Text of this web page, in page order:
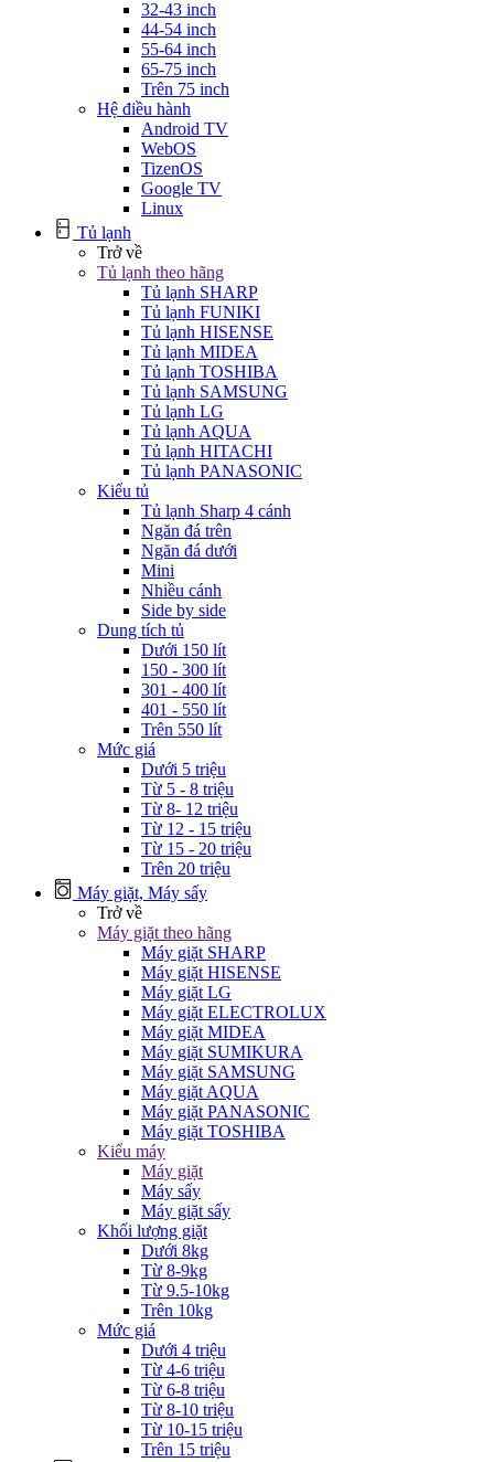
32-43 inch
44-54 inch
55-64 inch
65-75 inch
Trên 75 inch
Hệ điều hành
Android TV
WebOS
TizenOS
Google TV
Linux
Tủ lạnh
Trở về
Tủ lạnh theo hãng
Tủ lạnh SHARP
Tủ lạnh FUNIKI
Tủ lạnh HISENSE
Tủ lạnh MIDEA
Tủ lạnh TOSHIBA
Tủ lạnh SAMSUNG
Tủ lạnh LG
Tủ lạnh AQUA
Tủ lạnh HITACHI
Tủ lạnh PANASONIC
Kiểu tủ
Tủ lạnh Sharp 4 cánh
Ngăn đá trên
Ngăn đá dưới
Mini
Nhiều cánh
Side by side
Dung tích tủ
Dưới 150 lít
150 - 300 lít
301 - 400 lít
401 - 550 lít
Trên 550 lít
Mức giá
Dưới 5 triệu
Từ 5 - 8 triệu
Từ 8- 12 triệu
Từ 12 - 15 triệu
Từ 15 - 20 triệu
Trên 20 triệu
Máy giặt, Máy sấy
Trở về
Máy giặt theo hãng
Máy giặt SHARP
Máy giặt HISENSE
Máy giặt LG
Máy giặt ELECTROLUX
Máy giặt MIDEA
Máy giặt SUMIKURA
Máy giặt SAMSUNG
Máy giặt AQUA
Máy giặt PANASONIC
Máy giặt TOSHIBA
Kiểu máy
Máy giặt
Máy sấy
Máy giặt sấy
Khối lượng giặt
Dưới 8kg
Từ 8-9kg
Từ 9.5-10kg
Trên 10kg
Mức giá
Dưới 4 triệu
Từ 4-6 triệu
Từ 6-8 triệu
Từ 8-10 triệu
Từ 10-15 triệu
Trên 15 triệu